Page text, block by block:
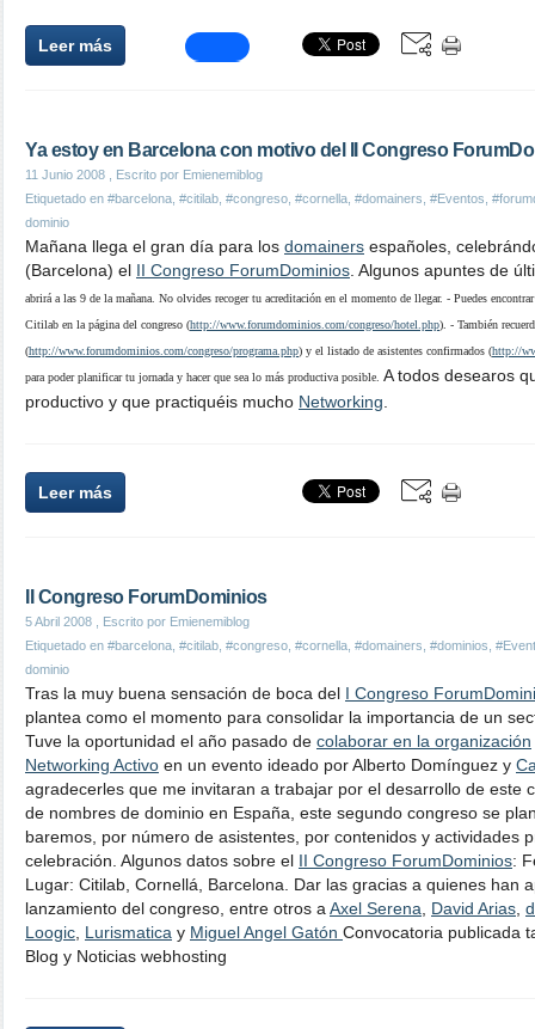
Leer más
Ya estoy en Barcelona con motivo del II Congreso
11 Junio 2008 , Escrito por Emienemiblog
Etiquetado en #barcelona #citilab #congreso #cornella #domainers #Eventos
dominio
Mañana llega el gran día para los domainers españoles,
(Barcelona) el II Congreso ForumDominios . Algunos apuntes de
abrirá a las 9 de la mañana. No olvides recoger tu acreditación en el momento de llegar. - Puedes
Citilab en la página del congreso (http://www.forumdominios.com/congreso/hotel.php). - También
(http://www.forumdominios.com/congreso/programa.php) y el listado de asistentes confirmados (http://
para poder planificar tu jornada y hacer que sea lo más productiva posible. A todos desearos
productivo y que practiquéis mucho Networking
Leer más
II Congreso ForumDominios
5 Abril 2008 , Escrito por Emienemiblog
Etiquetado en #barcelona #citilab #congreso #cornella #domainers #dominios
dominio
Tras la muy buena sensación de boca del I Congreso
plantea como el momento para consolidar la importancia de un
Tuve la oportunidad el año pasado de colaborar en la organización
Networking Activo en un evento ideado por Alberto Domínguez y
agradecerles que me invitaran a trabajar por el desarrollo de este
de nombres de dominio en España, este segundo congreso se
baremos, por número de asistentes, por contenidos y actividades
celebración. Algunos datos sobre el II Congreso ForumDominios:
Lugar: Citilab, Cornellá, Barcelona. Dar las gracias a quienes han
lanzamiento del congreso, entre otros a Axel Serena David Arias
Loogic Lurismatica y Miguel Angel Gatón Convocatoria publicada
Blog y Noticias webhosting